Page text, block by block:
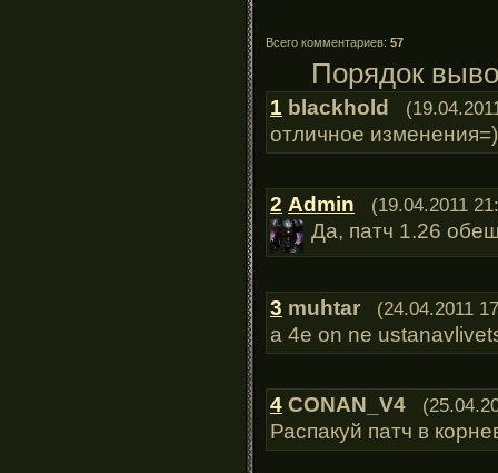
Всего комментариев: 57
Порядок
1 blackhold
отличное изменения=)
2 Admin (19.04.2011
Да, патч 1.26
3 muhtar (24.04.2011
a 4e on ne
4 CONAN_V4
Распакуй патч в